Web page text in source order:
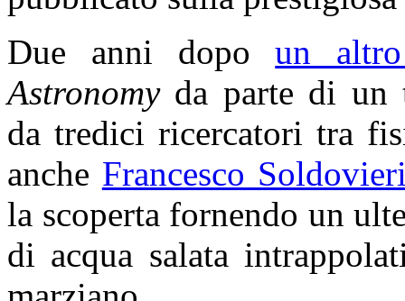
Due anni dopoun
Astronomyda parte di un
da tredici ricercatori tra
anche Francesco
la scoperta fornendo un
di acqua salata